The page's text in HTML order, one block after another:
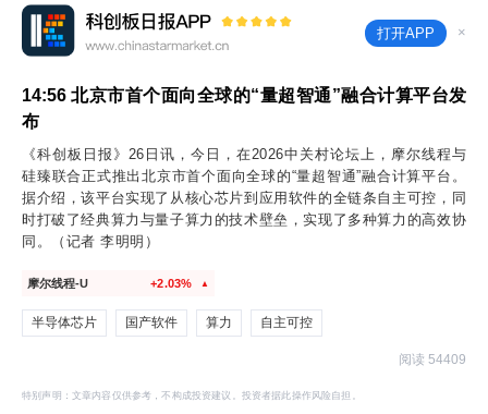
打开APP ×
14:56 北京市首个面向全球的“量超智通”融合计算平台发
布
《科创板日报》26日讯，今日，在2026中关村论坛上，摩尔线程与
硅臻联合正式推出北京市首个面向全球的“量超智通”融合计算平台。
据介绍，该平台实现了从核心芯片到应用软件的全链条自主可控，同
时打破了经典算力与量子算力的技术壁垒，实现了多种算力的高效协
同。（记者 李明明）
摩尔线程-U +2.03% ▲
半导体芯片 国产软件 算力 自主可控
阅读 54409
特别声明：文章内容仅供参考，不构成投资建议。投资者据此操作风险自担。